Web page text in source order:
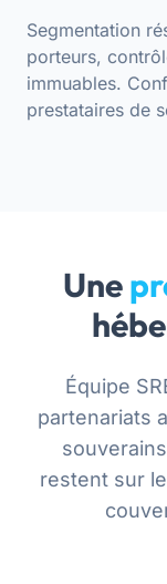
Segmentation
porteurs,
immuables.
prestataires de
Une
Équipe
partenariats
restent sur